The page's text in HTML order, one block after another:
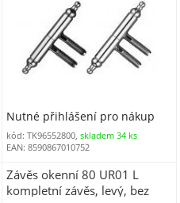
Nutné přihlášení pro nákup
kód: TK96552800,skladem 34 ks
EAN: 8590867010752
Závěs okenní 80 UR01 L
kompletní závěs, levý, bez